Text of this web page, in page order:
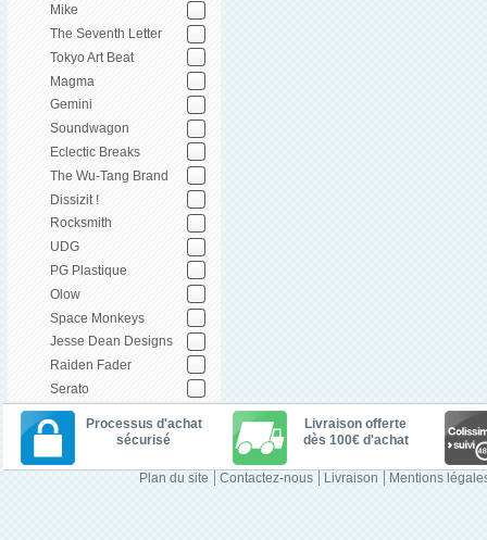
Mike
The Seventh Letter
Tokyo Art Beat
Magma
Gemini
Soundwagon
Eclectic Breaks
The Wu-Tang Brand
Dissizit !
Rocksmith
UDG
PG Plastique
Olow
Space Monkeys
Jesse Dean Designs
Raiden Fader
Serato
Processus d'achat
sécurisé
Livraison offerte
dès 100€ d'achat
Plan du site Contactez-nous Livraison Mentions